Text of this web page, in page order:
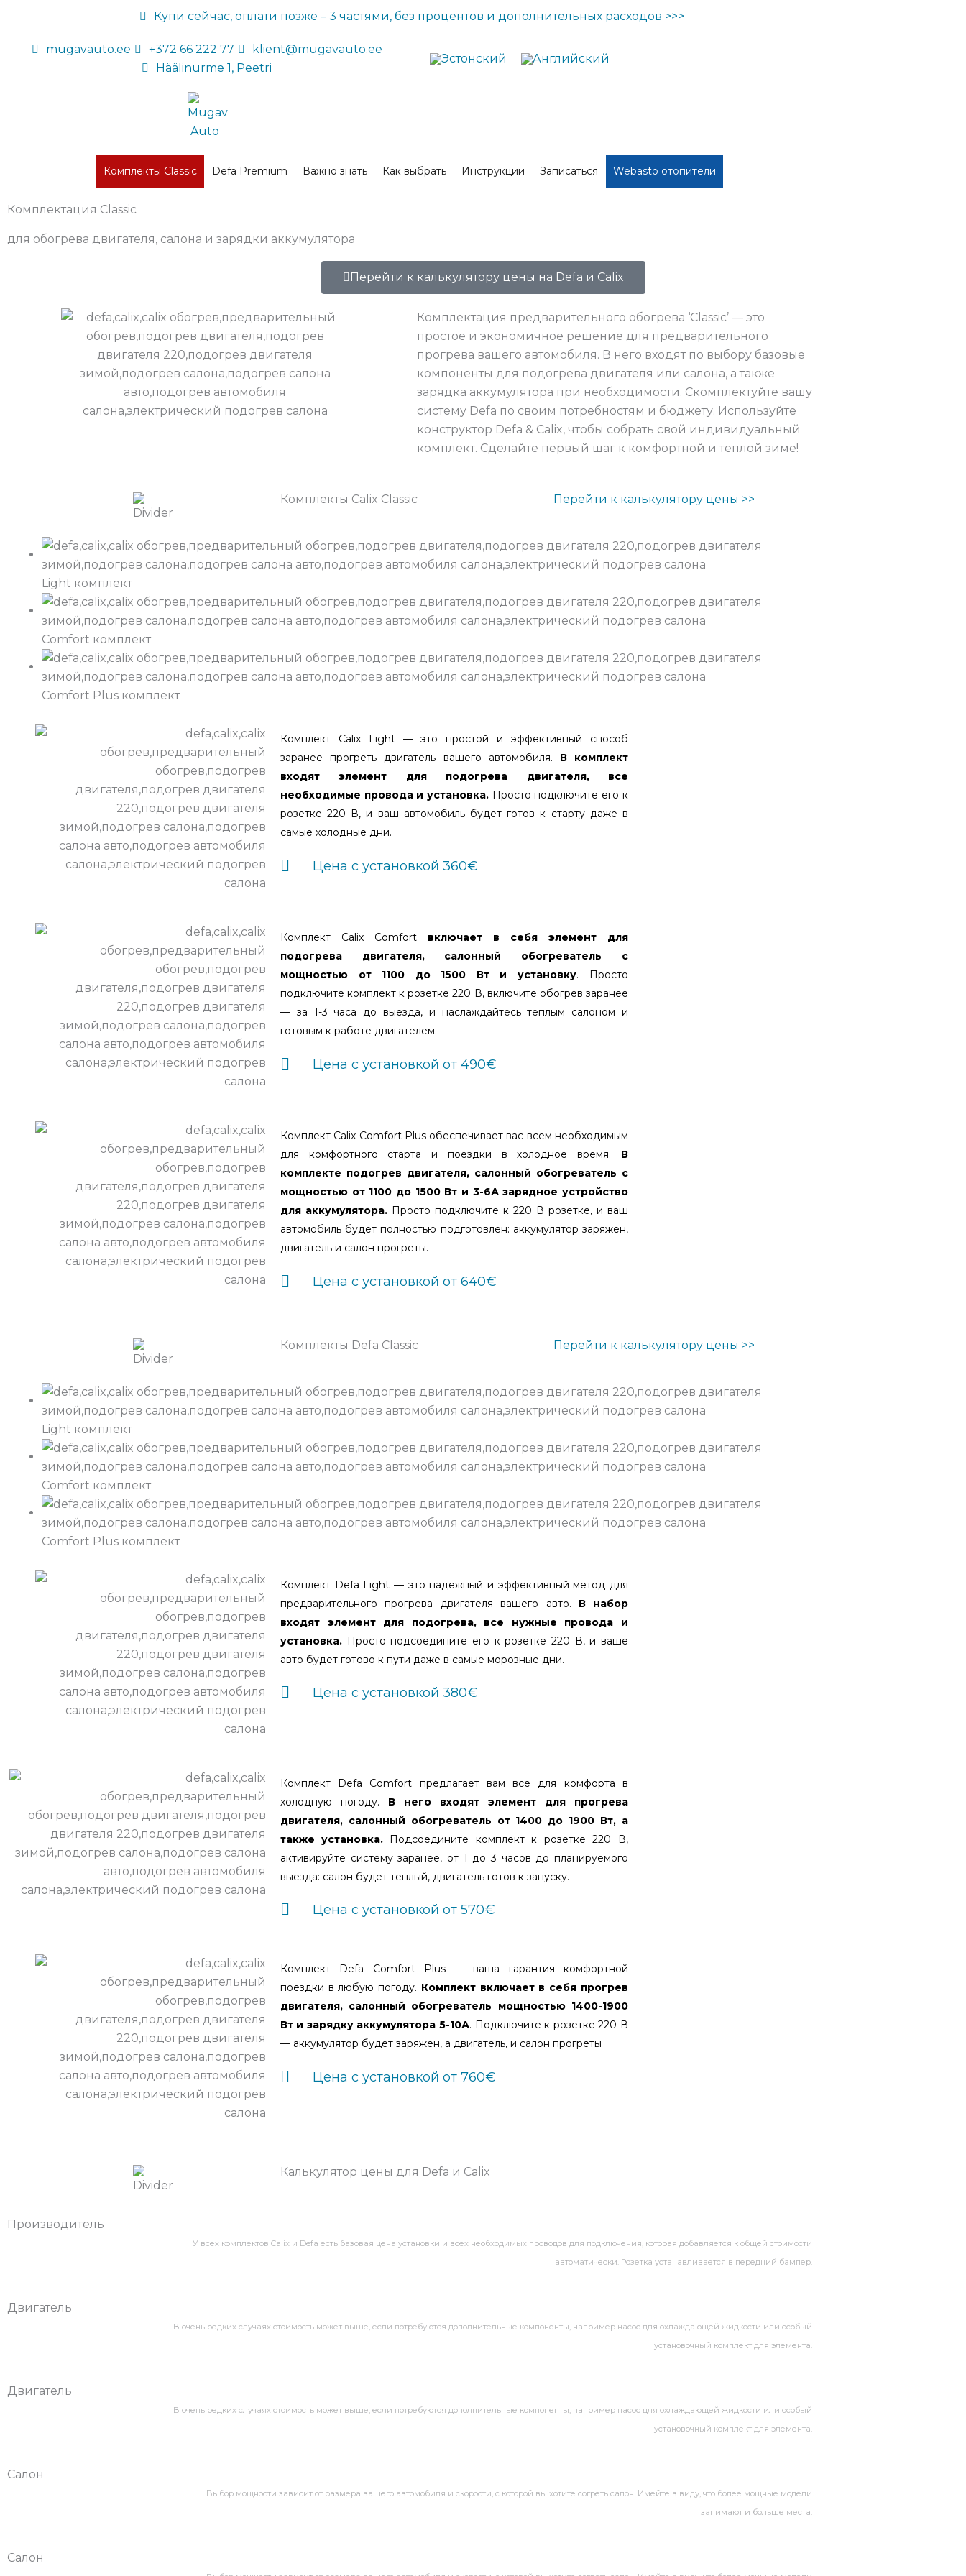
содержимому
Купи сейчас, оплати позже – 3 частями, без процентов и дополнительных расходов >>>
mugavauto.ee +372 66 222 77
klient@mugavauto.ee
Häälinurme 1, Peetri
Комплекты Classic Defa Premium Важно знать Как выбрать Инструкции Записаться Webasto отопители
Комплектация Classic
для обогрева двигателя, салона и зарядки аккумулятора
Перейти к калькулятору цены на Defa и Calix
Комплектация предварительного обогрева ‘Classic’ — это
простое и экономичное решение для предварительного
прогрева вашего автомобиля. В него входят по выбору базовые
компоненты для подогрева двигателя или салона, а также
зарядка аккумулятора при необходимости. Скомплектуйте вашу
систему Defa по своим потребностям и бюджету. Используйте
конструктор Defa & Calix, чтобы собрать свой индивидуальный
комплект. Сделайте первый шаг к комфортной и теплой зиме!
Комплекты Calix Classic Перейти к калькулятору цены >>
Light комплект
Comfort комплект
Comfort Plus комплект
Комплект Calix Light — это простой и эффективный способ
заранее прогреть двигатель вашего автомобиля. В комплект
входят элемент для подогрева двигателя, все
необходимые провода и установка.Просто подключите его к
розетке 220 В, и ваш автомобиль будет готов к старту даже в
самые холодные дни.
Цена с установкой 360€
Комплект Calix Comfort включает в себя элемент для
подогрева двигателя, салонный обогреватель с
мощностью от 1100 до 1500 Вт и установку. Просто
подключите комплект к розетке 220 В, включите обогрев заранее
— за 1-3 часа до выезда, и наслаждайтесь теплым салоном и
готовым к работе двигателем.
Цена с установкой от 490€
Комплект Calix Comfort Plus обеспечивает вас всем необходимым
для комфортного старта и поездки в холодное время. В
комплекте подогрев двигателя, салонный обогреватель с
мощностью от 1100 до 1500 Вт и 3-6А зарядное устройство
для аккумулятора.Просто подключите к 220 В розетке, и ваш
автомобиль будет полностью подготовлен: аккумулятор заряжен,
двигатель и салон прогреты.
Цена с установкой от 640€
Комплекты Defa Classic Перейти к калькулятору цены >>
Light комплект
Comfort комплект
Comfort Plus комплект
Комплект Defa Light — это надежный и эффективный метод для
предварительного прогрева двигателя вашего авто. В набор
входят элемент для подогрева, все нужные провода и
установка.Просто подсоедините его к розетке 220 В, и ваше
авто будет готово к пути даже в самые морозные дни.
Цена с установкой 380€
Комплект Defa Comfort предлагает вам все для комфорта в
холодную погоду. В него входят элемент для прогрева
двигателя, салонный обогреватель от 1400 до 1900 Вт, а
также установка.Подсоедините комплект к розетке 220 В,
активируйте систему заранее, от 1 до 3 часов до планируемого
выезда: салон будет теплый, двигатель готов к запуску.
Цена с установкой от 570€
Комплект Defa Comfort Plus — ваша гарантия комфортной
поездки в любую погоду. Комплект включает в себя прогрев
двигателя, салонный обогреватель мощностью 1400-1900
Вт и зарядку аккумулятора 5-10А. Подключите к розетке 220 В
— аккумулятор будет заряжен, а двигатель, и салон прогреты
Цена с установкой от 760€
Калькулятор цены для Defa и Calix
Производитель
У всех комплектов Calix и Defa есть базовая цена установки и всех необходимых проводов для подключения, которая добавляется к общей стоимости
автоматически. Розетка устанавливается в передний бампер.
Двигатель
В очень редких случаях стоимость может выше, если потребуются дополнительные компоненты, например насос для охлаждающей жидкости или особый
установочный комплект для элемента.
Двигатель
В очень редких случаях стоимость может выше, если потребуются дополнительные компоненты, например насос для охлаждающей жидкости или особый
установочный комплект для элемента.
Салон
Выбор мощности зависит от размера вашего автомобиля и скорости, с которой вы хотите согреть салон. Имейте в виду, что более мощные модели
занимают и больше места.
Салон